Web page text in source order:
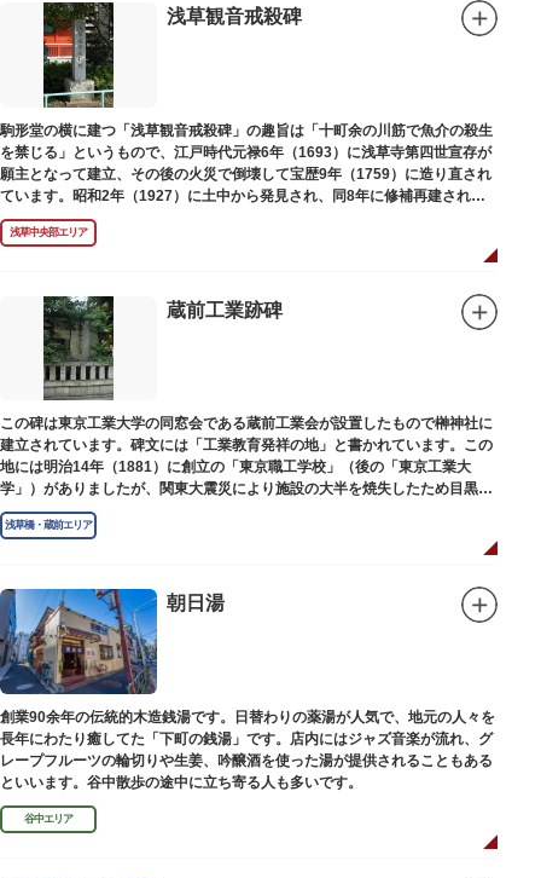
浅草観音戒殺碑
駒形堂の横に建つ「浅草観音戒殺碑」の趣旨は「十町余の川筋で魚介の殺生
を禁じる」というもので、江戸時代元禄6年（1693）に浅草寺第四世宣存が
願主となって建立、その後の火災で倒壊して宝歴9年（1759）に造り直され
ています。昭和2年（1927）に土中から発見され、同8年に修補再建された
碑がどちらのものであるかは不明です。
浅草中央部エリア
蔵前工業跡碑
この碑は東京工業大学の同窓会である蔵前工業会が設置したもので榊神社に
建立されています。碑文には「工業教育発祥の地」と書かれています。この
地には明治14年（1881）に創立の「東京職工学校」（後の「東京工業大
学」）がありましたが、関東大震災により施設の大半を焼失したため目黒に
移転しました。
浅草橋・蔵前エリア
朝日湯
創業90余年の伝統的木造銭湯です。日替わりの薬湯が人気で、地元の人々を
長年にわたり癒してた「下町の銭湯」です。店内にはジャズ音楽が流れ、グ
レープフルーツの輪切りや生姜、吟醸酒を使った湯が提供されることもある
といいます。谷中散歩の途中に立ち寄る人も多いです。
谷中エリア